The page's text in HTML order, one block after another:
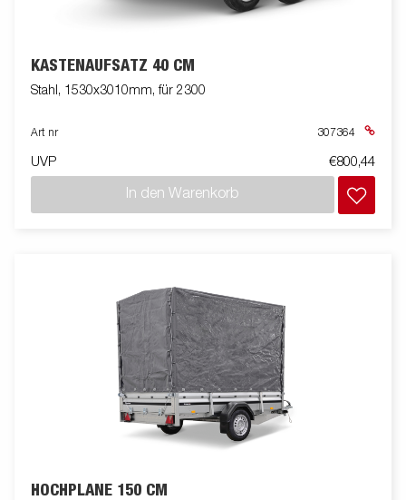
KASTENAUFSATZ 40 CM
Stahl, 1530x3010mm, für 2300
Art nr 307364
UVP €800,44
In den Warenkorb
HOCHPLANE 150 CM